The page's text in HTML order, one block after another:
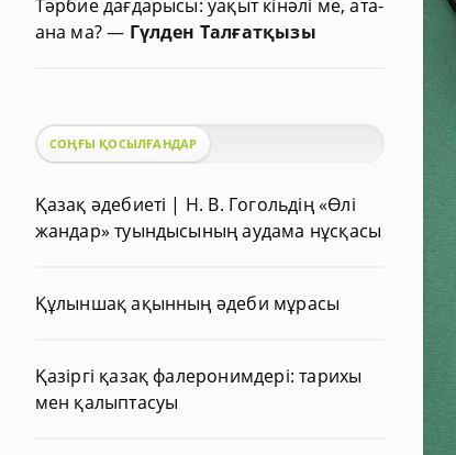
Тәрбие дағдарысы: уақыт кінәлі ме, ата-
ана ма?— Гүлден Талғатқызы
СОҢҒЫ ҚОСЫЛҒАНДАР
Қазақ әдебиеті | Н. В. Гогольдің «Өлі
жандар» туындысының аудама нұсқасы
Құлыншақ ақынның әдеби мұрасы
Қазіргі қазақ фалеронимдері: тарихы
мен қалыптасуы